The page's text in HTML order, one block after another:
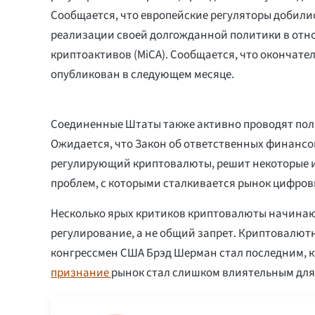
Сообщается, что европейские регуляторы
реализации своей долгожданной политики в
криптоактивов (MiCA). Сообщается, что
опубликован в следующем месяце.
Соединенные Штаты также активно проводят
Ожидается, что Закон об ответственных
регулирующий криптовалюты, решит некоторые
проблем, с которыми сталкивается рынок
Несколько ярых критиков криптовалюты
регулирование, а не общий запрет.
конгрессмен США Брэд Шерман стал последним,
признаниерынок стал слишком влиятельным